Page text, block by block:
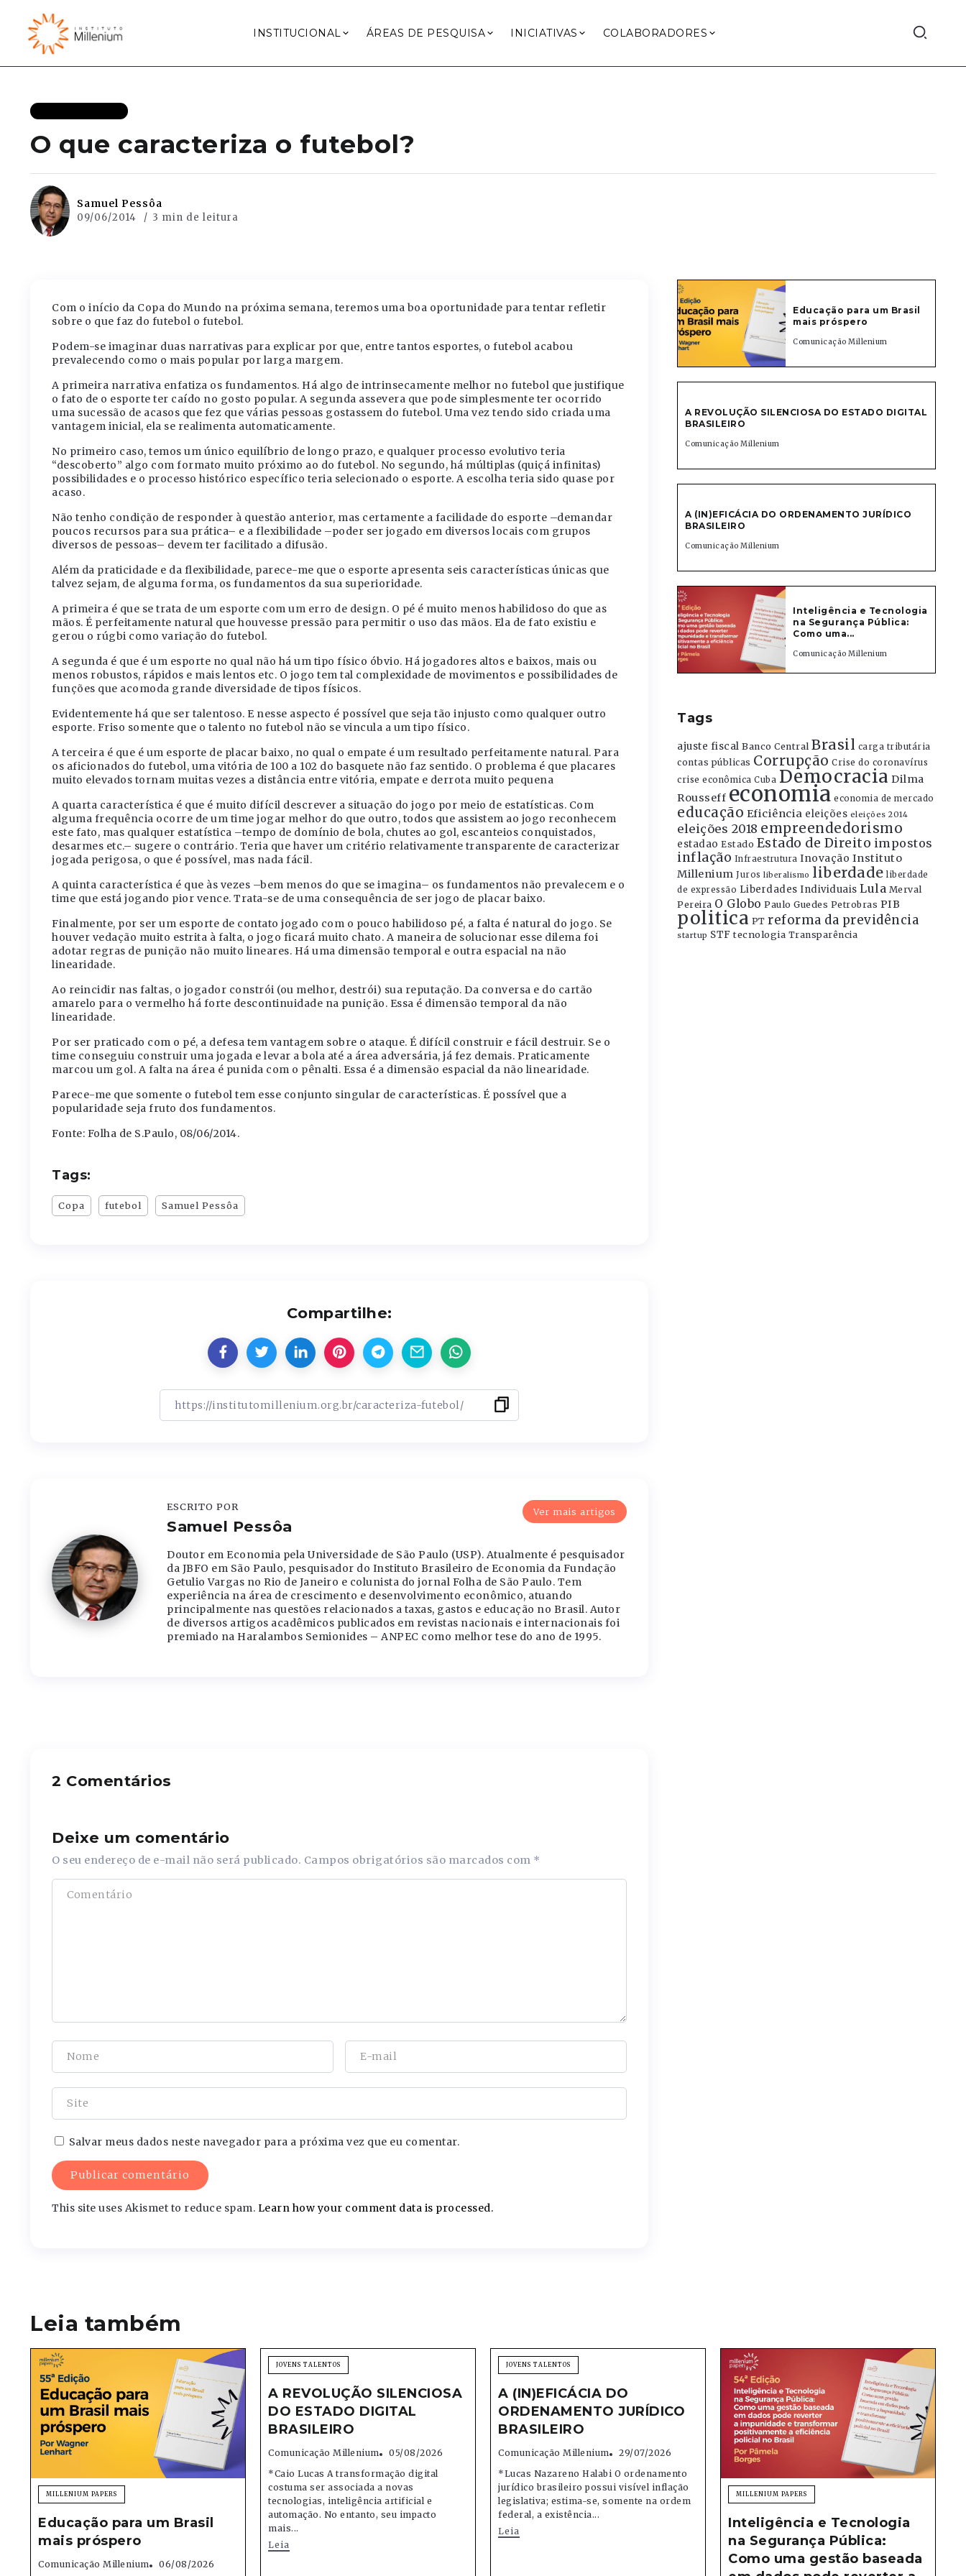
INSTITUCIONAL ÁREAS DE PESQUISA INICIATIVAS COLABORADORES
O que caracteriza o futebol?
Samuel Pessôa
09/06/2014 3 min de leitura
Com o início da Copa do Mundo na próxima semana, teremos uma boa oportunidade para tentar refletir
sobre o que faz do futebol o futebol.
Podem-se imaginar duas narrativas para explicar por que, entre tantos esportes, o futebol acabou
prevalecendo como o mais popular por larga margem.
A primeira narrativa enfatiza os fundamentos. Há algo de intrinsecamente melhor no futebol que justifique
o fato de o esporte ter caído no gosto popular. A segunda assevera que pode simplesmente ter ocorrido
uma sucessão de acasos que fez que várias pessoas gostassem do futebol. Uma vez tendo sido criada uma
vantagem inicial, ela se realimenta automaticamente.
No primeiro caso, temos um único equilíbrio de longo prazo, e qualquer processo evolutivo teria
“descoberto” algo com formato muito próximo ao do futebol. No segundo, há múltiplas (quiçá infinitas)
possibilidades e o processo histórico específico teria selecionado o esporte. A escolha teria sido quase por
acaso.
Não tenho condição de responder à questão anterior, mas certamente a facilidade do esporte –demandar
poucos recursos para sua prática– e a flexibilidade –poder ser jogado em diversos locais com grupos
diversos de pessoas– devem ter facilitado a difusão.
Além da praticidade e da flexibilidade, parece-me que o esporte apresenta seis características únicas que
talvez sejam, de alguma forma, os fundamentos da sua superioridade.
A primeira é que se trata de um esporte com um erro de design. O pé é muito menos habilidoso do que as
mãos. É perfeitamente natural que houvesse pressão para permitir o uso das mãos. Ela de fato existiu e
gerou o rúgbi como variação do futebol.
A segunda é que é um esporte no qual não há um tipo físico óbvio. Há jogadores altos e baixos, mais ou
menos robustos, rápidos e mais lentos etc. O jogo tem tal complexidade de movimentos e possibilidades de
funções que acomoda grande diversidade de tipos físicos.
Evidentemente há que ser talentoso. E nesse aspecto é possível que seja tão injusto como qualquer outro
esporte. Friso somente que o talento no futebol não se vincula a um tipo físico.
A terceira é que é um esporte de placar baixo, no qual o empate é um resultado perfeitamente natural. Para
os aficionados do futebol, uma vitória de 100 a 102 do basquete não faz sentido. O problema é que placares
muito elevados tornam muitas vezes a distância entre vitória, empate e derrota muito pequena
A quarta característica é que é muito difícil descrever a situação do jogo por meio de estatísticas. Com
alguma frequência ocorre de um time jogar melhor do que outro, todos que assistem ao jogo reconhecem
este fato, mas qualquer estatística –tempo de domínio de bola, chutes ao gol, escanteios conquistados,
desarmes etc.– sugere o contrário. Teria que haver um critério relativamente transparente de caracterizar
jogada perigosa, o que é possível, mas nada fácil.
A quinta característica é que às vezes –bem menos do que se imagina– os fundamentos não prevalecem e o
time que está jogando pior vence. Trata-se de uma consequência de ser jogo de placar baixo.
Finalmente, por ser um esporte de contato jogado com o pouco habilidoso pé, a falta é natural do jogo. Se
houver vedação muito estrita à falta, o jogo ficará muito chato. A maneira de solucionar esse dilema foi
adotar regras de punição não muito lineares. Há uma dimensão temporal e outra espacial na não
linearidade.
Ao reincidir nas faltas, o jogador constrói (ou melhor, destrói) sua reputação. Da conversa e do cartão
amarelo para o vermelho há forte descontinuidade na punição. Essa é dimensão temporal da não
linearidade.
Por ser praticado com o pé, a defesa tem vantagem sobre o ataque. É difícil construir e fácil destruir. Se o
time conseguiu construir uma jogada e levar a bola até a área adversária, já fez demais. Praticamente
marcou um gol. A falta na área é punida com o pênalti. Essa é a dimensão espacial da não linearidade.
Parece-me que somente o futebol tem esse conjunto singular de características. É possível que a
popularidade seja fruto dos fundamentos.
Fonte: Folha de S.Paulo, 08/06/2014.
Tags:
Copa futebol Samuel Pessôa
Compartilhe:
Ver mais artigos
ESCRITO POR
Samuel Pessôa
Doutor em Economia pela Universidade de São Paulo (USP). Atualmente é pesquisador
da JBFO em São Paulo, pesquisador do Instituto Brasileiro de Economia da Fundação
Getulio Vargas no Rio de Janeiro e colunista do jornal Folha de São Paulo. Tem
experiência na área de crescimento e desenvolvimento econômico, atuando
principalmente nas questões relacionados a taxas, gastos e educação no Brasil. Autor
de diversos artigos acadêmicos publicados em revistas nacionais e internacionais foi
premiado na Haralambos Semionides – ANPEC como melhor tese do ano de 1995.
2 Comentários
Deixe um comentário
O seu endereço de e-mail não será publicado. Campos obrigatórios são marcados com *
Salvar meus dados neste navegador para a próxima vez que eu comentar.
This site uses Akismet to reduce spam. Learn how your comment data is processed.
Educação para um Brasil
mais próspero
Comunicação Millenium
A REVOLUÇÃO SILENCIOSA DO ESTADO DIGITAL
BRASILEIRO
Comunicação Millenium
A (IN)EFICÁCIA DO ORDENAMENTO JURÍDICO
BRASILEIRO
Comunicação Millenium
Inteligência e Tecnologia
na Segurança Pública:
Como uma...
Comunicação Millenium
Tags
ajuste fiscal Banco Central Brasil carga tributária
contas públicas Corrupção Crise do coronavírus
crise econômica Cuba Democracia Dilma
Rousseff economia economia de mercado
educação Eficiência eleições eleições 2014
eleições 2018 empreendedorismo
estadao Estado Estado de Direito impostos
inflação Infraestrutura Inovação Instituto
Millenium Juros liberalismo liberdade liberdade
de expressão Liberdades Individuais Lula Merval
Pereira O Globo Paulo Guedes Petrobras PIB
politica PT reforma da previdência
startup STF tecnologia Transparência
Leia também
MILLENIUM PAPERS
Educação para um Brasil
mais próspero
Comunicação Millenium 06/08/2026
JOVENS TALENTOS
A REVOLUÇÃO SILENCIOSA
DO ESTADO DIGITAL
BRASILEIRO
Comunicação Millenium
05/08/2026
*Caio Lucas A transformação digital
costuma ser associada a novas
tecnologias, inteligência artificial e
automação. No entanto, seu impacto
mais...
Leia
JOVENS TALENTOS
A (IN)EFICÁCIA DO
ORDENAMENTO JURÍDICO
BRASILEIRO
Comunicação Millenium
29/07/2026
*Lucas Nazareno Halabi O ordenamento
jurídico brasileiro possui visível inflação
legislativa; estima-se, somente na ordem
federal, a existência...
Leia
MILLENIUM PAPERS
Inteligência e Tecnologia
na Segurança Pública:
Como uma gestão baseada